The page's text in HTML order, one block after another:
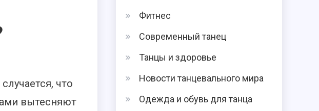
что
вытесняют
Фитнес
Современный танец
Танцы и здоровье
Новости танцевального мира
Одежда и обувь для танца